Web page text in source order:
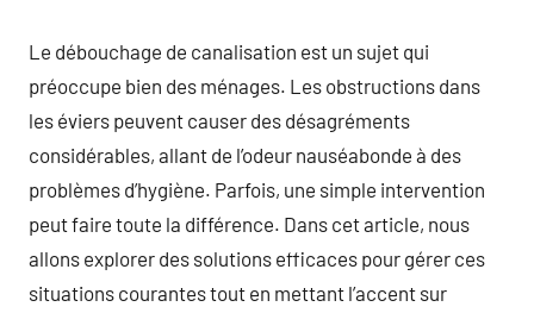
Le débouchage de canalisation est un sujet qui
préoccupe bien des ménages. Les obstructions dans
les éviers peuvent causer des désagréments
considérables, allant de l’odeur nauséabonde à des
problèmes d’hygiène. Parfois, une simple intervention
peut faire toute la différence. Dans cet article, nous
allons explorer des solutions efficaces pour gérer ces
situations courantes tout en mettant l’accent sur